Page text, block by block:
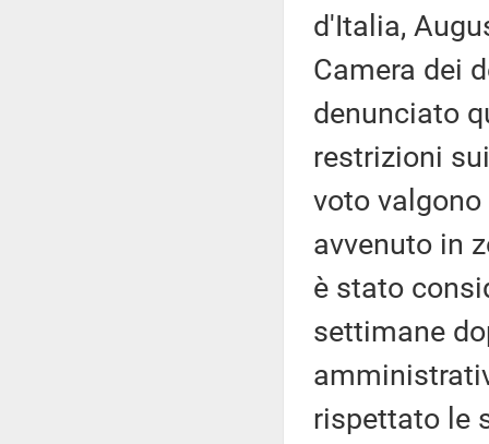
d'Italia,
Camera dei
denunciato
restrizioni
voto
avvenuto in
è stato
settimane
rispettato le